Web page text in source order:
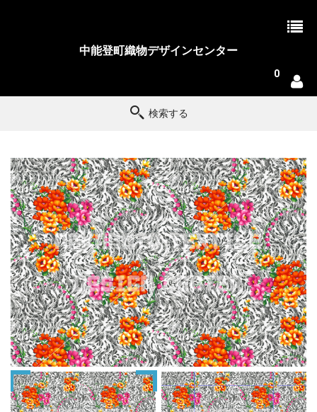
中能登町織物デザインセンター
0
検索する